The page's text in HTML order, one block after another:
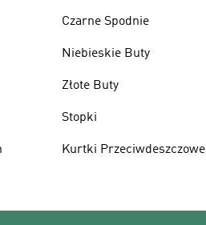
Czarne Spodnie
Niebieskie Buty
Złote Buty
Stopki
Kurtki Przeciwdeszczowe